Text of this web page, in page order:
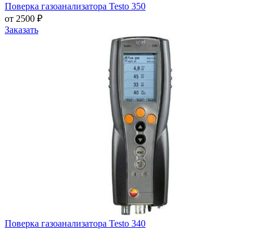
Поверка газоанализатора Testo 350
от 2500 ₽
Заказать
Поверка газоанализатора Testo 340